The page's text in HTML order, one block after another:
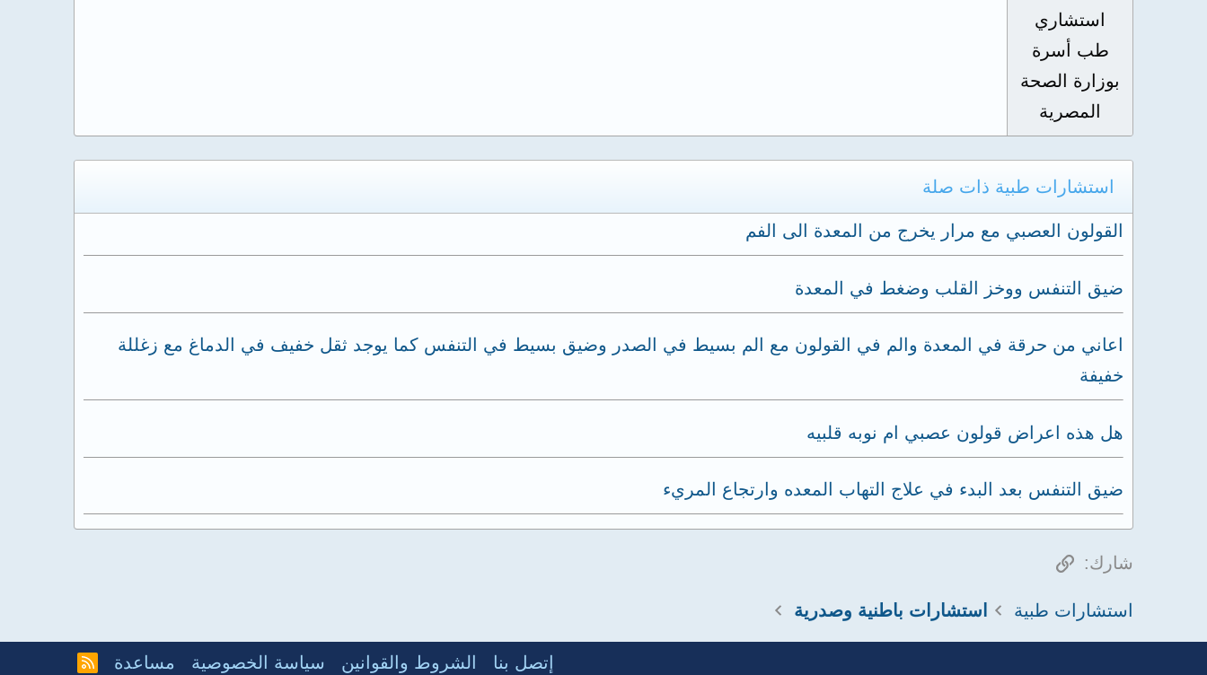
استشاري
طب أسرة
بوزارة الصحة
المصرية
استشارات طبية ذات صلة
القولون العصبي مع مرار يخرج من المعدة الى الفم
ضيق التنفس ووخز القلب وضغط في المعدة
اعاني من حرقة في المعدة والم في القولون مع الم بسيط في الصدر وضيق بسيط في التنفس كما يوجد ثقل خفيف في الدماغ مع زغللة
خفيفة
هل هذه اعراض قولون عصبي ام نوبه قلبيه
ضيق التنفس بعد البدء في علاج التهاب المعده وارتجاع المريء
شارك: الرابط
استشارات طبية استشارات باطنية وصدرية
إتصل بنا الشروط والقوانين سياسة الخصوصية مساعدة